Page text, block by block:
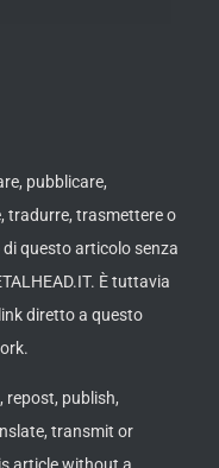
pubblicare,
tradurre, trasmettere o
questo articolo senza
È tuttavia
diretto a questo
repost, publish,
transmit or
article without a